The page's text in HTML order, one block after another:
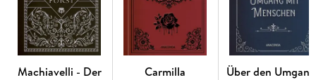
Machiavelli - Der
Carmilla
Über den Umgang